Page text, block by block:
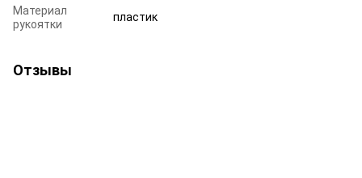
Материал
рукоятки
пластик
Отзывы